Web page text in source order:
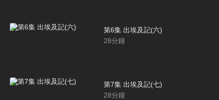
第6集 出埃及記(六)
28分鐘
第7集 出埃及記(七)
28分鐘